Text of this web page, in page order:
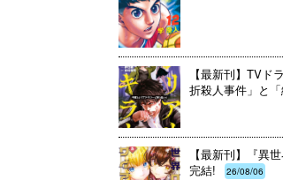
【最新刊】TV
折殺人事件」と
【最新刊】『異
完結!
26/08/06